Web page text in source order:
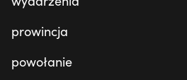
prowincja
powołanie